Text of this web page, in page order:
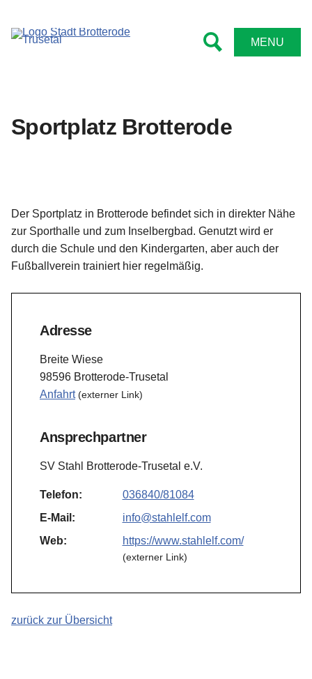
MENU
Sportplatz Brotterode
Der Sportplatz in Brotterode befindet sich in direkter Nähe
zur Sporthalle und zum Inselbergbad. Genutzt wird er
durch die Schule und den Kindergarten, aber auch der
Fußballverein trainiert hier regelmäßig.
Adresse
Breite Wiese
98596 Brotterode-Trusetal
Anfahrt (externer Link)
Ansprechpartner
SV Stahl Brotterode-Trusetal e.V.
Telefon:
036840/81084
E-Mail:
info@stahlelf.com
Web:
https://www.stahlelf.com/
(externer Link)
zurück zur Übersicht